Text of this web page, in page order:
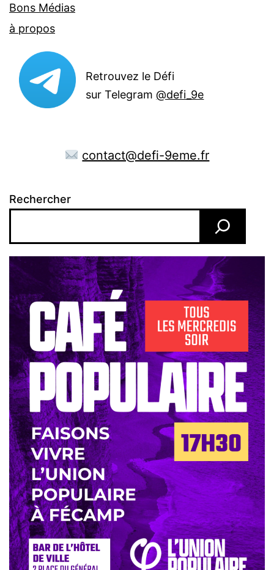
Bons Médias
à propos
Retrouvez le Défi
sur Telegram@defi_9e
contact@defi-9eme.fr
Rechercher